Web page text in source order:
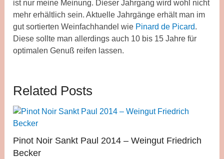
ist nur meine Meinung. Dieser Jahrgang wird wohl nicht
mehr erhältlich sein. Aktuelle Jahrgänge erhält man im
gut sortierten Weinfachhandel wie Pinard de Picard.
Diese sollte man allerdings auch 10 bis 15 Jahre für
optimalen Genuß reifen lassen.
Related Posts
Pinot Noir Sankt Paul 2014 – Weingut Friedrich
Becker